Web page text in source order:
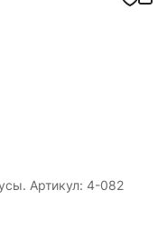
Артикул: 4-082